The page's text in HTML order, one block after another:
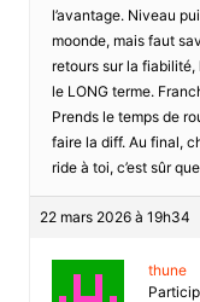
l’avantage. Niveau
moonde, mais faut
retours sur la
le LONG terme.
Prends le temps de
faire la diff. Au final,
ride à toi, c’est sûr
22 mars 2026 à 19h34
thune